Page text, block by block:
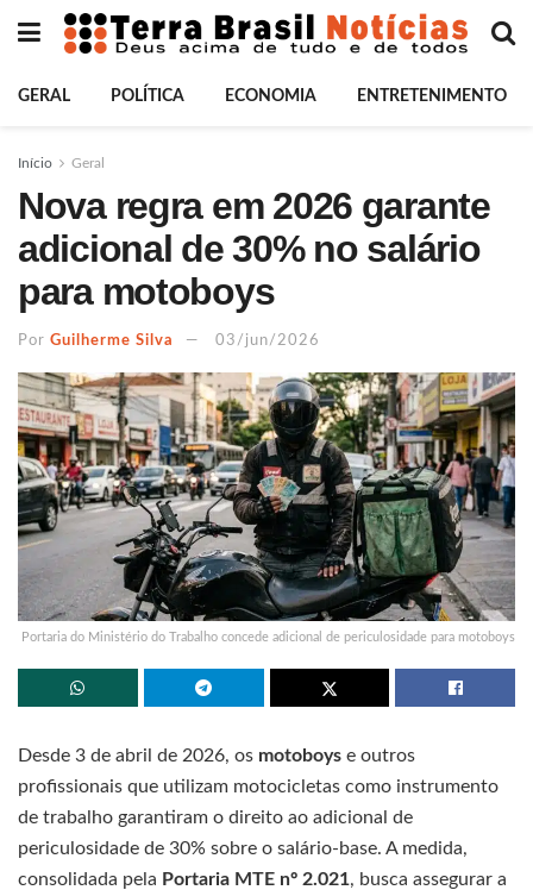
GERAL POLÍTICA ECONOMIA ENTRETENIMENTO
Início Geral
Nova regra em 2026 garante
adicional de 30% no salário
para motoboys
Por Guilherme Silva 03/jun/2026
Portaria do Ministério do Trabalho concede adicional de periculosidade para motoboys
Desde 3 de abril de 2026, os motoboys e outros
profissionais que utilizam motocicletas como instrumento
de trabalho garantiram o direito ao adicional de
periculosidade de 30% sobre o salário-base. A medida,
consolidada pela Portaria MTE nº 2.021, busca assegurar a